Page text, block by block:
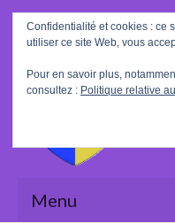
Rechercher
:
Menu
Confidentialité et cookies : ce
utiliser ce site Web, vous
Pour en savoir plus,
consultez : Politique relative